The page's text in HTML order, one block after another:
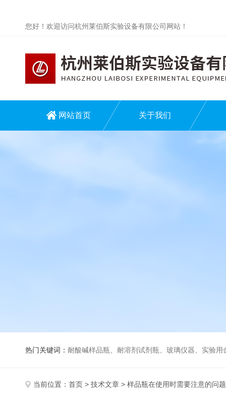
您好！欢迎访问杭州莱伯斯实验设备有限公司网站！
网站首页 关于我们
热门关键词： 耐酸碱样品瓶、耐溶剂试剂瓶、玻璃仪器、实验
当前位置： 首页 > 技术文章 > 样品瓶在使用时需要注意的问题